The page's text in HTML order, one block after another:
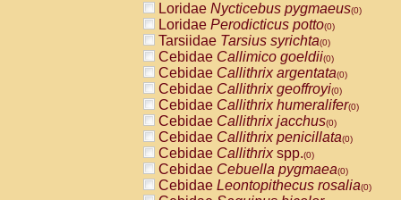
Loridae Nycticebus pygmaeus(0)
Loridae Perodicticus potto(0)
Tarsiidae Tarsius syrichta(0)
Cebidae Callimico goeldii(0)
Cebidae Callithrix argentata(0)
Cebidae Callithrix geoffroyi(0)
Cebidae Callithrix humeralifer(0)
Cebidae Callithrix jacchus(0)
Cebidae Callithrix penicillata(0)
Cebidae Callithrixspp.(0)
Cebidae Cebuella pygmaea(0)
Cebidae Leontopithecus rosalia(0)